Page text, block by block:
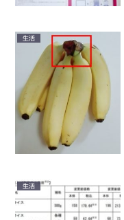
生活
生活